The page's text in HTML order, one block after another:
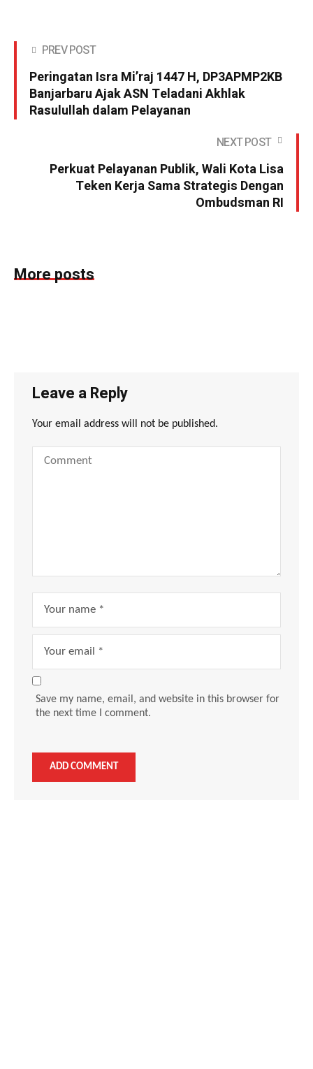
PREV POST
Peringatan Isra Mi’raj 1447 H, DP3APMP2KB
Banjarbaru Ajak ASN Teladani Akhlak
Rasulullah dalam Pelayanan
NEXT POST
Perkuat Pelayanan Publik, Wali Kota Lisa
Teken Kerja Sama Strategis Dengan
Ombudsman RI
More posts
Leave a Reply
Your email address will not be published.
Save my name, email, and website in this browser for
the next time I comment.